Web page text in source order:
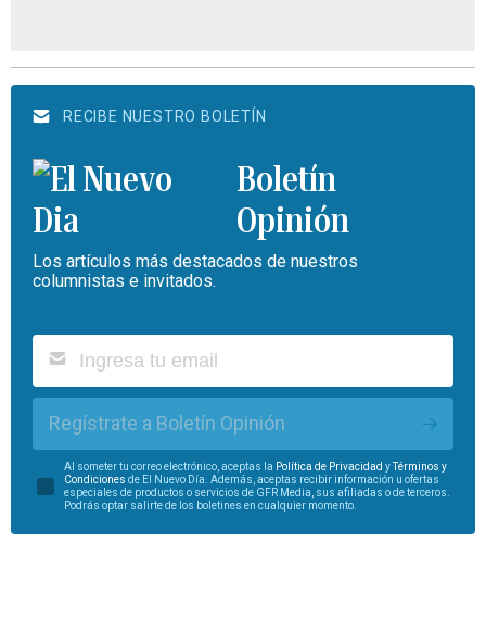
RECIBE NUESTRO BOLETÍN
Boletín
Opinión
Los artículos más destacados de nuestros
columnistas e invitados.
Regístrate a Boletín Opinión
Al someter tu correo electrónico, aceptas la Política de Privacidad y
Términos y
Condiciones de El Nuevo Día. Además, aceptas recibir información u ofertas
especiales de productos o servicios de GFR Media, sus afiliadas o de terceros.
Podrás optar salirte de los boletines en cualquier momento.